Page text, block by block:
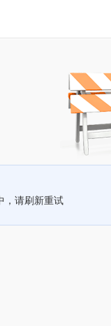
，请刷新重试